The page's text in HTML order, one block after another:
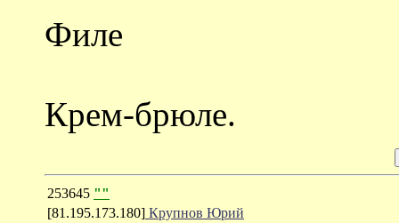
Филе
Крем-брюле.
253645 ""
[81.195.173.180] Крупнов Юрий